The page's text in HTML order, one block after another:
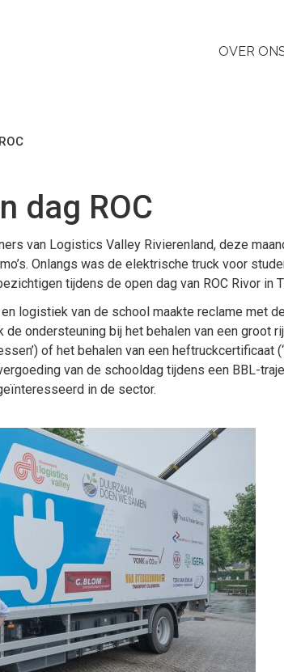
OVER
dag ROC
van Logistics Valley Rivierenland, deze
Onlangs was de elektrische truck voor
tijdens de open dag van ROC Rivor in
logistiek van de school maakte reclame met
ondersteuning bij het behalen van een groot
of het behalen van een heftruckcertificaat
van de schooldag tijdens een BBL-
in de sector.